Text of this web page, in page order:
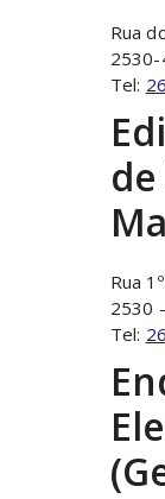
Rua
2530-
Tel:
Rua
2530
Tel: